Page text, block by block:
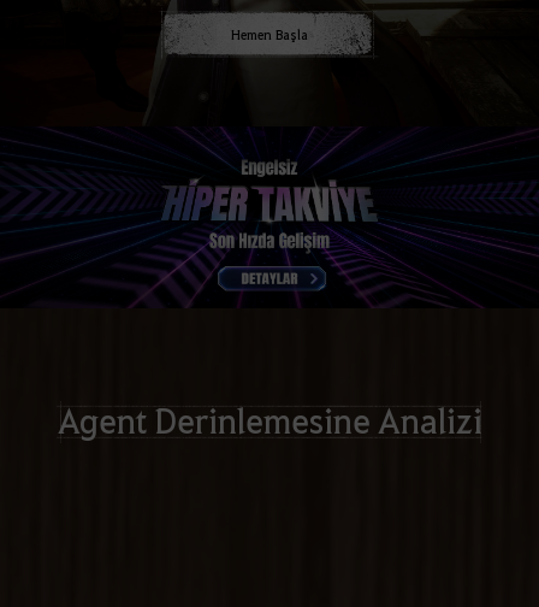
Hemen Başla
Agent Derinlemesine Analizi